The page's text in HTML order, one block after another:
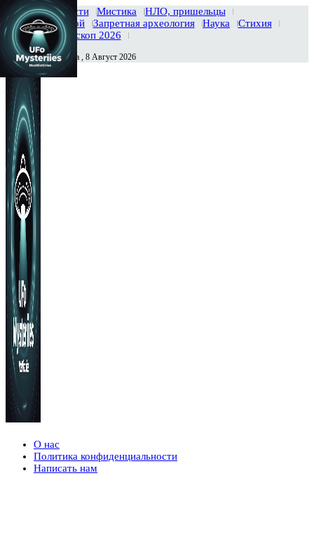
Главная Новости Мистика
НЛО, пришельцы
Тайны вселенной
Запретная археология Наука
Стихия
История
Гороскоп 2026
Сегодня Суббота , 8 Август 2026
О нас
Политика конфиденциальности
Написать нам